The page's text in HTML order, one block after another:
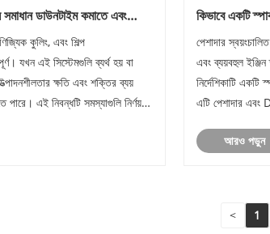
সমাধান ডাউনটাইম কমাতে এবং
কুলিং, এবং শিল্প
যখন এই সিস্টেমগুলি ব্যর্থ হয় বা
ক্ষতি এবং শক্তির ব্যয়
এই নিবন্ধটি সমস্যাগুলি নির্ণয়,
কিভাবে একটি
পেশাদার
এবং ব্যয়বহুল
নির্দেশিকাটি
এটি পেশাদার এবং
আরও পড়ুন
< 1